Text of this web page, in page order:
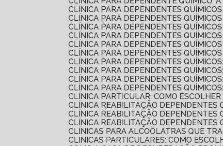
CLÍNICA PARA DEPENDENTES
CLÍNICA PARA DEPENDENTES
CLÍNICA PARA DEPENDENTES
CLÍNICA PARA DEPENDENTES
CLÍNICA PARA DEPENDENTES
CLÍNICA PARA DEPENDENTES
CLÍNICA PARA DEPENDENTES
CLÍNICA PARA DEPENDENTES
CLÍNICA PARA DEPENDENTES
CLÍNICA PARA DEPENDENTES
CLÍNICA PARTICULAR: COMO
CLÍNICA REABILITAÇÃO
CLÍNICA REABILITAÇÃO DEPENDENTES
CLÍNICA REABILITAÇÃO
CLÍNICAS PARA ALCOÓLATRAS QUE
CLINICAS PARTICULARES: COMO